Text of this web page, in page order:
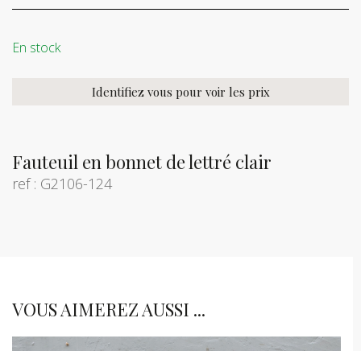
Fauteuil en bonnet de lettré clair
ref : G2106-124
En stock
Identifiez vous pour voir les prix
VOUS AIMEREZ AUSSI ...